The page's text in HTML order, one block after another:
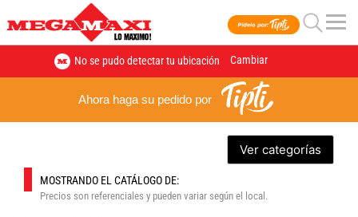
No se pudo detectar tu ubicación Cambiar
Ahora haga su pedido por
Ver categorías
MOSTRANDO EL CATÁLOGO DE:
Precios son referenciales y pueden variar según el local.